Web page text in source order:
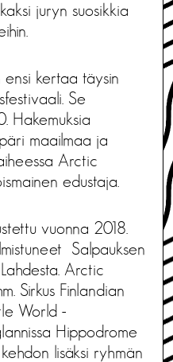
juryn suosikkia
ensi kertaa täysin
Se
Hakemuksia
maailmaa ja
Arctic
edustaja.
vuonna 2018.
Salpauksen
Arctic
Sirkus Finlandian
World -
Hippodrome
lisäksi ryhmän